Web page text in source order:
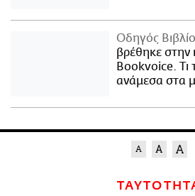
Οδηγός
βρέθηκε
Bookvoice. Τι
ανάμεσα στα